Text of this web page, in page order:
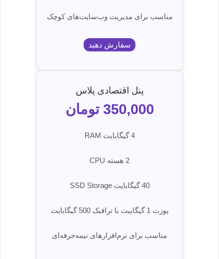
مناسب برای مدیریت وب‌سایت‌های کوچک
سفارش دهید
پنل اقتصادی پلاس
350,000 تومان
4 گیگابایت RAM
2 هسته CPU
40 گیگابایت SSD Storage
پورت 1 گیگابیت با ترافیک 500 گیگابایت
مناسب برای نرم‌افزارهای نیمه‌حرفه‌ای